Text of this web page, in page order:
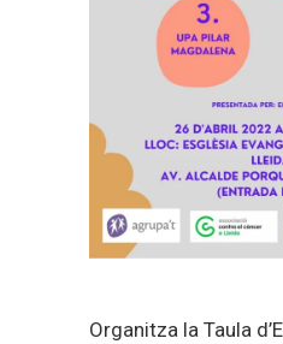
Organitza la Taula